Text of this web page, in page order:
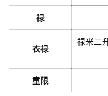
禄
衣禄
禄米二
童限